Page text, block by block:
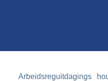
Arbeidsreguitdagings